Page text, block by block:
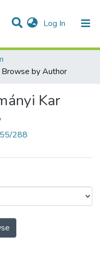
Log In (current)
Browse by Author
Kar
288
Kar